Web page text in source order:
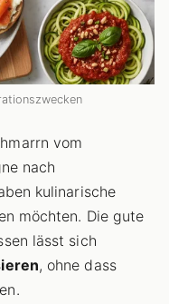
vom
nach
kulinarische
möchten. Die gute
lässt sich
, ohne dass